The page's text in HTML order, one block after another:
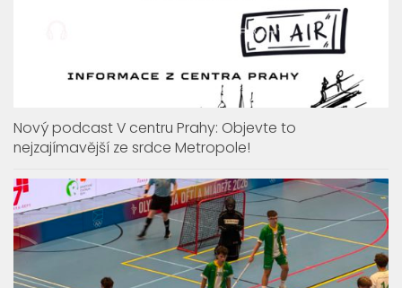
Nový podcast V centru Prahy: Objevte to
nejzajímavější ze srdce Metropole!